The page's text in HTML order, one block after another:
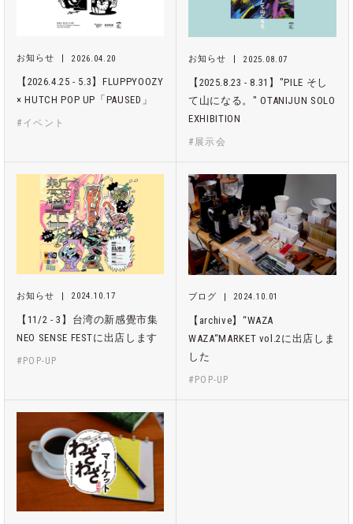
お知らせ 2026.04.20
【2026.4.25 - 5.3】FLUPPYOOZY
× HUTCH POP UP「PAUSED」
#イベント
お知らせ 2025.08.07
【2025.8.23 - 8.31】"PILE そし
て山になる。" OTANIJUN SOLO
EXHIBITION
#展示会
お知らせ 2024.10.17
【11/2 - 3】台湾の新感覺市集
NEO SENSE FESTに出店します
#POP-UP
ブログ 2024.10.01
【archive】“WAZA
WAZA“MARKET vol.2に出店しま
した
#POP-UP